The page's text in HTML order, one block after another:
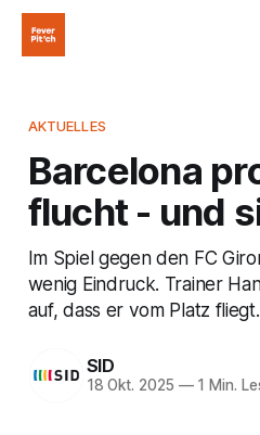
AKTUELLES
Barcelona
flucht - und
Im Spiel gegen den FC
wenig Eindruck. Trainer
auf, dass er vom Platz fliegt.
SID
18 Okt. 2025 —1 Min.